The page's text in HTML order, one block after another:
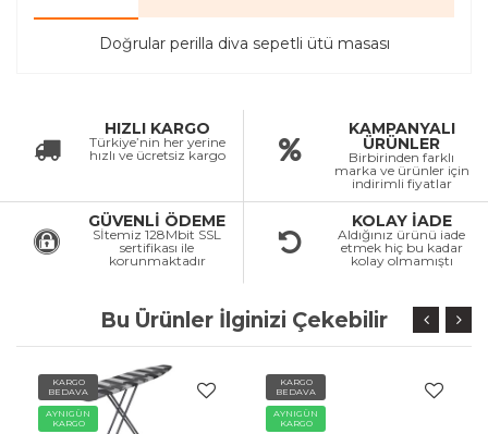
Doğrular perilla diva sepetli ütü masası
HIZLI KARGO
Türkiye’nin her yerine
hızlı ve ücretsiz kargo
KAMPANYALI
ÜRÜNLER
Birbirinden farklı
marka ve ürünler için
indirimli fiyatlar
GÜVENLİ ÖDEME
Sİtemiz 128Mbit SSL
sertifikası ile
korunmaktadır
KOLAY İADE
Aldığınız ürünü iade
etmek hiç bu kadar
kolay olmamıştı
Bu Ürünler İlginizi Çekebilir
KARGO
BEDAVA
AYNIGÜN
KARGO